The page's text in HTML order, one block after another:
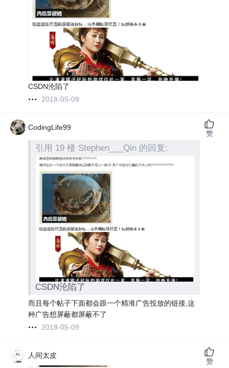
CSDN沦陷了
2018-05-09
CodingLife99
引用 19 楼 Stephen___Qin 的回复:
CSDN沦陷了
而且每个帖子下面都会跟一个精准广告投放的链接,这
种广告想屏蔽都屏蔽不了
2018-05-09
赞
人间太皮
赞